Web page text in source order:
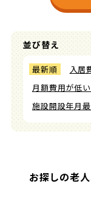
並び替え
最新順 入居
月額費用が低
施設開設年月
お探しの老